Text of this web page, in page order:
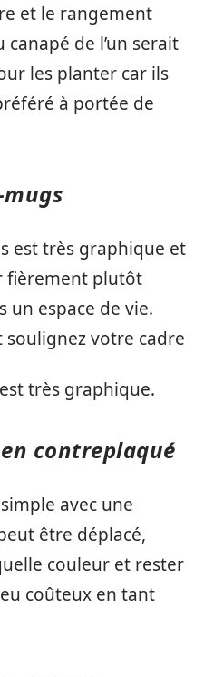
et le rangement
de l’un serait
les planter car ils
à portée de
est très graphique et
fièrement plutôt
un espace de vie.
soulignez votre cadre
très graphique.
contreplaqué
avec une
être déplacé,
couleur et rester
coûteux en tant